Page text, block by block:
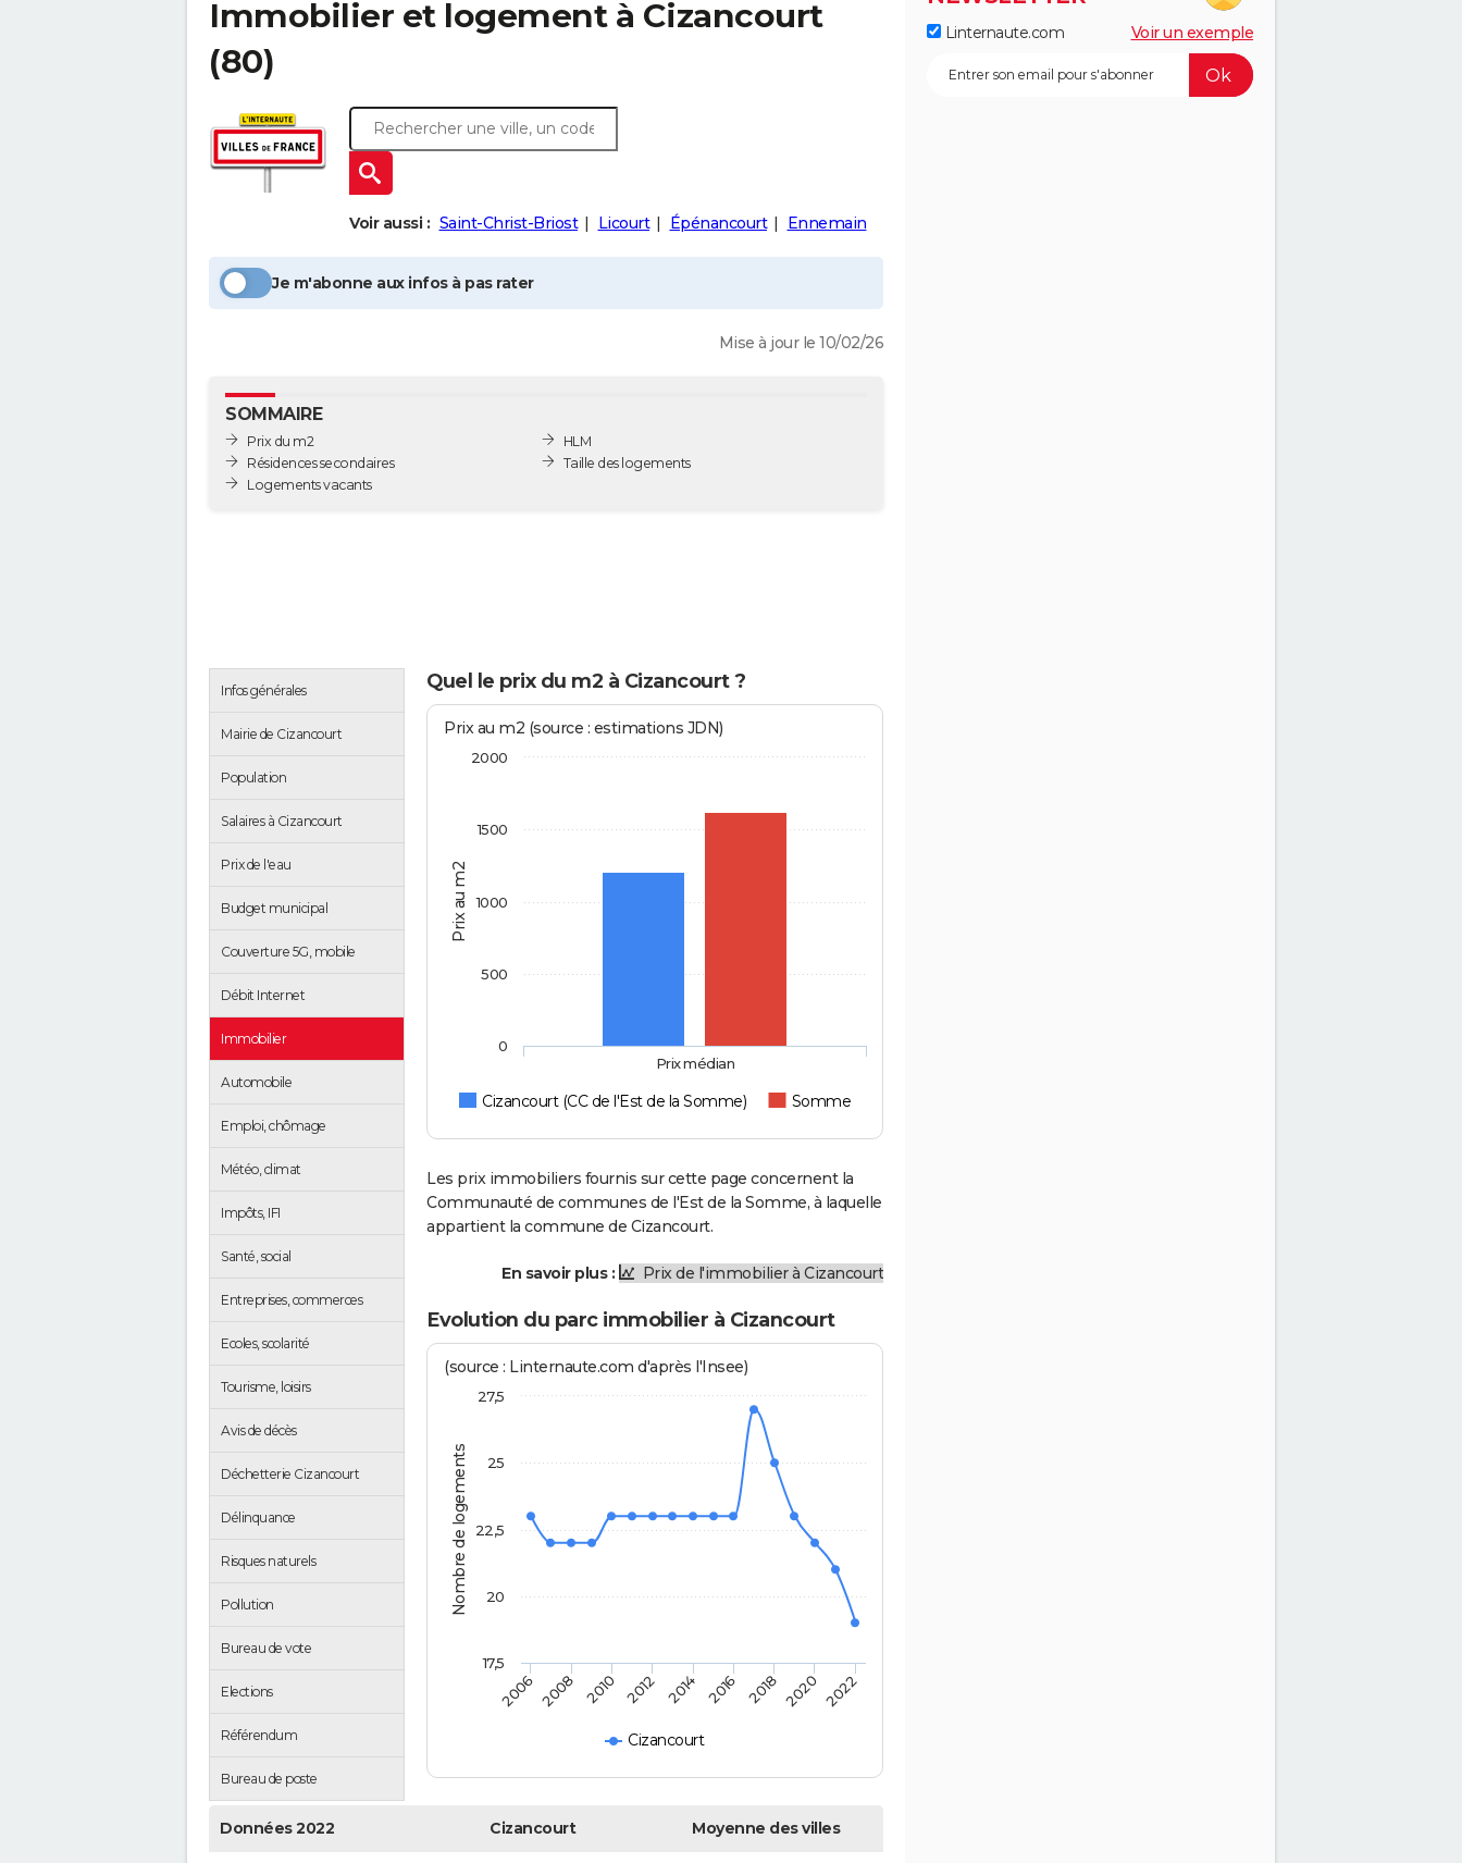
Immobilier et logement à Cizancourt
(80)
Voir aussi : Saint-Christ-Briost Licourt Épénancourt Ennemain
Je m'abonne aux infos à pas rater
Mise à jour le 10/02/26
SOMMAIRE
Prix du m2
Résidences secondaires
Logements vacants
HLM
Taille des logements
Infos générales
Mairie de Cizancourt
Population
Salaires à Cizancourt
Prix de l'eau
Budget municipal
Couverture 5G, mobile
Débit Internet
Immobilier
Automobile
Emploi, chômage
Météo, climat
Impôts, IFI
Santé, social
Entreprises, commerces
Ecoles, scolarité
Tourisme, loisirs
Avis de décès
Déchetterie Cizancourt
Délinquance
Risques naturels
Pollution
Bureau de vote
Elections
Référendum
Bureau de poste
Quel le prix du m2 à Cizancourt ?
Prix au m2
Prix au m2 (source : estimations JDN)
Cizancourt (CC de l'Est de la Somme) Somme
Prix médian
0
500
1000
1500
2000
Les prix immobiliers fournis sur cette page concernent la
Communauté de communes de l'Est de la Somme, à laquelle
appartient la commune de Cizancourt.
En savoir plus : Prix de l'immobilier à Cizancourt
Evolution du parc immobilier à Cizancourt
Nombre de logements
(source : Linternaute.com d'après l'Insee)
Cizancourt
2006 2008 2010 2012 2014 2016 2018 2020 2022
17,5
20
22,5
25
27,5
Données 2022 Cizancourt Moyenne des villes
Linternaute.com Voir un exemple